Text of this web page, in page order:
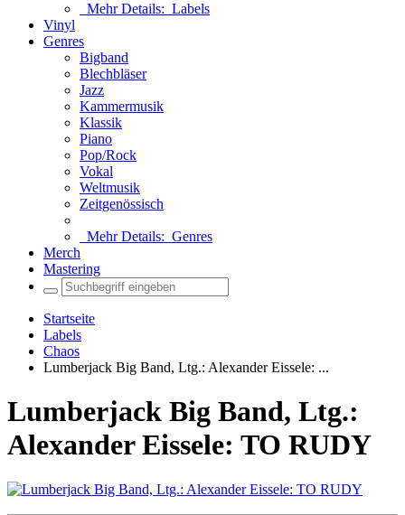
Mehr Details: Labels
Vinyl
Genres
Bigband
Blechbläser
Jazz
Kammermusik
Klassik
Piano
Pop/Rock
Vokal
Weltmusik
Zeitgenössisch
Mehr Details: Genres
Merch
Mastering
Startseite
Labels
Chaos
Lumberjack Big Band, Ltg.: Alexander Eissele: ...
Lumberjack Big Band, Ltg.:
Alexander Eissele: TO RUDY